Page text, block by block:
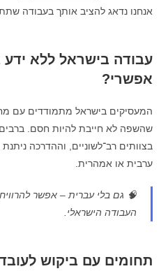
אנחנו נדאג להציב אותך בעבודה
עבודה בישראל ללא
אפשרי?
המעסיקים בישראל מתמודדים עם
שהשפה לא חייבת להיות חסם.
בצוותים רב־לשוניים, וההדרכה
ערבית או אמהרית.
🧠 גם בלי עברית – אפשר
העבודה הישראלי.
תחומים עם ביקוש